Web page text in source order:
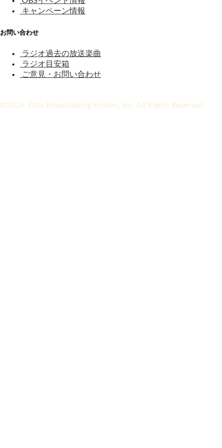
キャンペーン情報
お問い合わせ
ラジオ過去の放送楽曲
ラジオ目安箱
ご意見・お問い合わせ
©2026 Oita Broadcasting System, Inc. All Rights Reserved.